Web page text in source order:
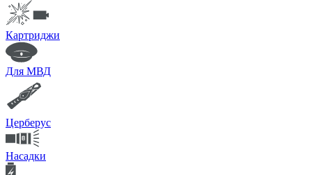
Картриджи
Для МВД
Церберус
Насадки